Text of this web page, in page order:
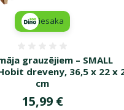
grauzējiem – SMALL
dreveny, 36,5 x 22 x
cm
Cena
15,99 €
iesaka